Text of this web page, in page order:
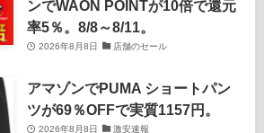
ンでWAON POINTが10倍で還元
率5％。8/8～8/11。
2026年8月8日 店舗のセール
アマゾンでPUMA ショートパン
ツが69％OFFで実質1157円。
2026年8月8日 激安速報